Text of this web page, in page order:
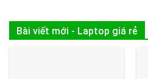
Bài viết mới - Laptop giá rẻ